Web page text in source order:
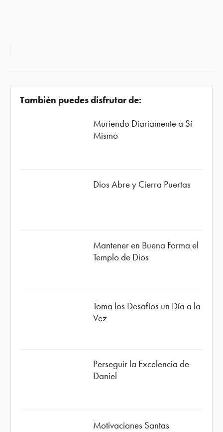
También puedes disfrutar de:
Muriendo Diariamente a Sí
Mismo
Dios Abre y Cierra Puertas
Mantener en Buena Forma el
Templo de Dios
Toma los Desafíos un Día a la
Vez
Perseguir la Excelencia de
Daniel
Motivaciones Santas